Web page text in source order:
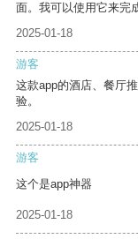
面。我可以使用它来完
2025-01-18
游客
这款app的酒店、餐厅
验。
2025-01-18
游客
这个是app神器
2025-01-18